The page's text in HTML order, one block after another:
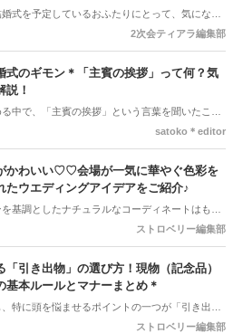
式を予定しているおふたりにとって、気になる
婚式は予定通り開催できそうだけど、「二次会は
が近づいているときに二
断するポイントや、事前に準備しておきたいこと
2次会ティアラ編集部
式のギモン＊「主賓の挨拶」って何？気
説！
中で、「主賓の挨拶」という言葉を聞いたこと
はないでしょうか＊ですが、具体的に何をするの
式を挙げる新郎新婦さんにとっては、「どんな基
」「頼まれた側はどんなことを話すの？」とギモ
あるかと思います＊そこで今回の記事では、
ての基本的な知識やお願いする相手の選び方、
satoko＊editor
かわいい♡♡会場が一気に華やぐ色彩を
たウエディングアイデアをご紹介♪
基調としたナチュラルなコーディネートはもち
近はピンクやオレンジ、ブルー、イエローなど、
り入れるだけで、会場全体が明るく華やかな印象
しい世界観を演出できるのもカラフルフラワーの
ブーケなどのアイデアをご紹介します♪
ストロベリー編集部
「引き出物」の選び方！現物（記念品）
基本ルールとマナーまとめ＊
特に頭を悩ませるポイントの一つが「引き出物
ストロベリー編集部